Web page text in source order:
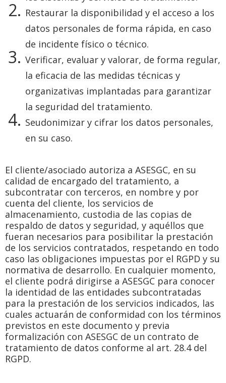
Restaurar la disponibilidad y el acceso a los
datos personales de forma rápida, en caso
de incidente físico o técnico.
Verificar, evaluar y valorar, de forma regular,
la eficacia de las medidas técnicas y
organizativas implantadas para garantizar
la seguridad del tratamiento.
Seudonimizar y cifrar los datos personales,
en su caso.
El cliente/asociado autoriza a ASESGC, en su
calidad de encargado del tratamiento, a
subcontratar con terceros, en nombre y por
cuenta del cliente, los servicios de
almacenamiento, custodia de las copias de
respaldo de datos y seguridad, y aquéllos que
fueran necesarios para posibilitar la prestación
de los servicios contratados, respetando en todo
caso las obligaciones impuestas por el RGPD y su
normativa de desarrollo. En cualquier momento,
el cliente podrá dirigirse a ASESGC para conocer
la identidad de las entidades subcontratadas
para la prestación de los servicios indicados, las
cuales actuarán de conformidad con los términos
previstos en este documento y previa
formalización con ASESGC de un contrato de
tratamiento de datos conforme al art. 28.4 del
RGPD.